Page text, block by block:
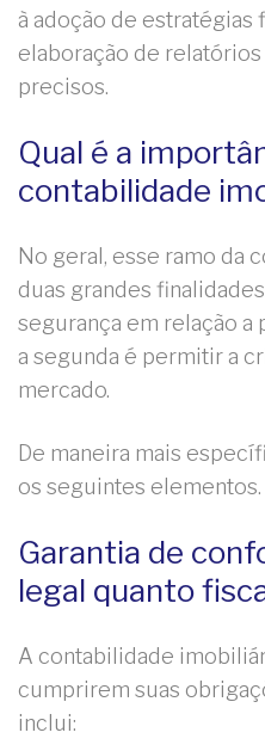
à adoção de estratégias
elaboração de
precisos.
Qual é a
contabilidade
No geral, esse ramo da
duas grandes
segurança em relação
a segunda é permitir a
mercado.
De maneira mais
os seguintes elementos.
Garantia de
legal quanto
A contabilidade
cumprirem suas
inclui: